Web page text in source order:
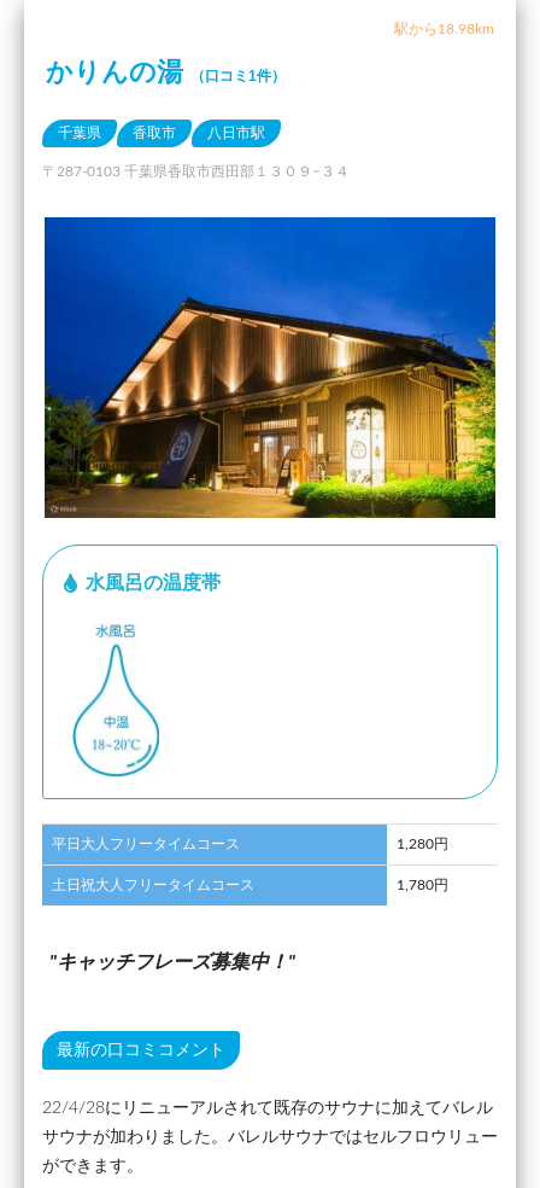
駅から18.98km
かりんの湯 （口コミ1件）
千葉県 香取市 八日市駅
〒287-0103 千葉県香取市西田部１３０９−３４
水風呂の温度帯
平日大人フリータイムコース 1,280円
土日祝大人フリータイムコース 1,780円
キャッチフレーズ募集中！
最新の口コミコメント
22/4/28にリニューアルされて既存のサウナに加えてバレル
サウナが加わりました。バレルサウナではセルフロウリュー
ができます。